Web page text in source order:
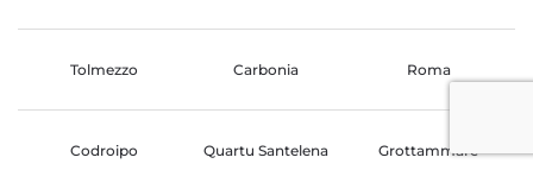
Tolmezzo Carbonia Roma
Codroipo Quartu Santelena Grottammare